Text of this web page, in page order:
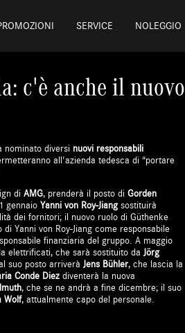
SERVICE NOLEGGIO
c'è anche il nuovo
nominato diversi nuovi responsabili
all'azienda tedesca di “portare
diAMG, prenderà il posto diGorden
gennaioYanni von Roy-Jiang sostituirà
dei fornitori; il nuovo ruolo di Güthenke
Yanni von Roy-Jiang come responsabile
finanziaria del gruppo. A maggio
elettrificati, che sarà sostituito daJörg
suo posto arriveràJens Bühler, che lascia la
Conde Diez diventerà la nuova
, che se ne andrà a fine dicembre; il suo
Wolf, attualmente capo del personale.